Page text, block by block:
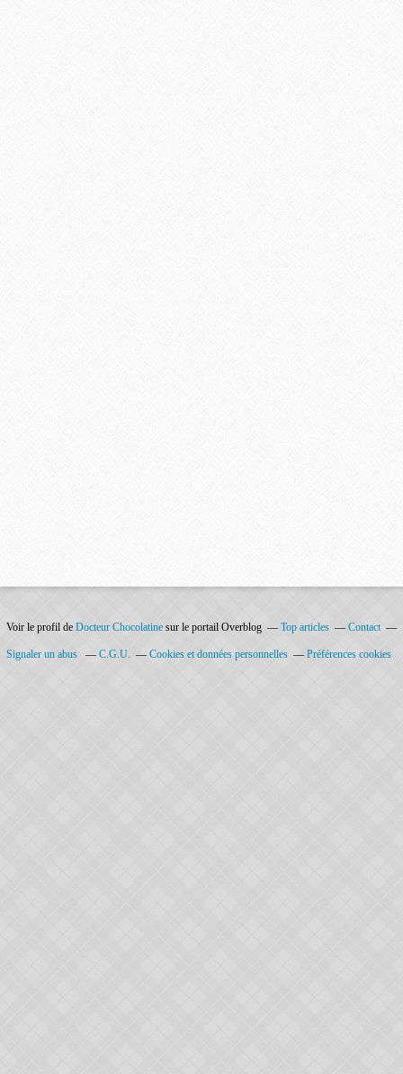
Voir le profil de Docteur Chocolatine sur le portail Overblog Top articles Contact
Signaler un abus C.G.U. Cookies et données personnelles Préférences cookies